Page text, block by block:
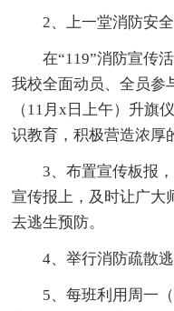
2、上一堂消防安
在“119”消防宣传
我校全面动员、全员参
（11月x日上午）升旗
识教育，积极营造浓厚
3、布置宣传板报
宣传报上，及时让广大
去逃生预防。
4、举行消防疏散
5、每班利用周一